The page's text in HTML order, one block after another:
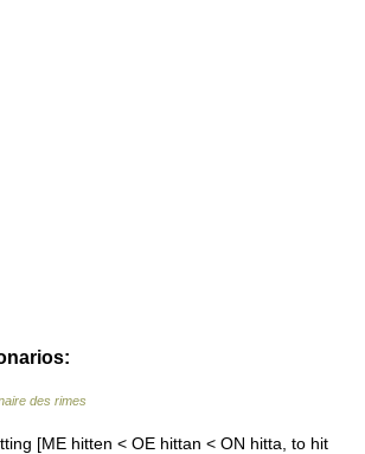
des rimes
[ME hitten < OE hittan < ON hitta, to hit